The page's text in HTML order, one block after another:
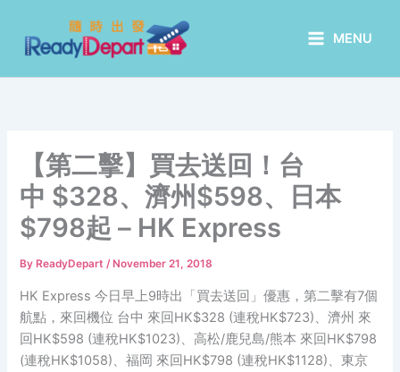
content
MENU
【第二擊】買去送回！台
中 $328、濟州$598、日本
$798起 – HK Express
By ReadyDepart/ November 21, 2018
HK Express 今日早上9時出「買去送回」優惠，第二擊有7個
航點，來回機位 台中 來回HK$328 (連稅HK$723)、濟州 來
回HK$598 (連稅HK$1023)、高松/鹿兒島/熊本 來回HK$798
(連稅HK$1058)、福岡 來回HK$798 (連稅HK$1128)、東京